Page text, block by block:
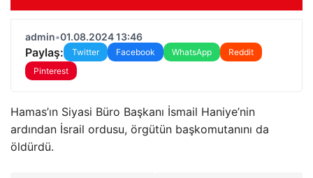
admin•01.08.2024 13:46
Paylaş: Twitter Facebook WhatsApp
Reddit
Pinterest
Hamas’ın Siyasi Büro Başkanı İsmail Haniye’nin
ardından İsrail ordusu, örgütün başkomutanını da
öldürdü.